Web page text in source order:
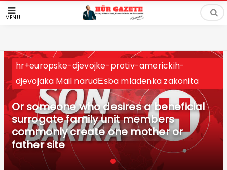
MENÜ
hr+europske-djevojke-protiv-americkih-
djevojaka Mail narudЕѕba mladenka zakonita
Or someone who desires a beneficial
surrogate family unit members
commonly create one mother or
father site